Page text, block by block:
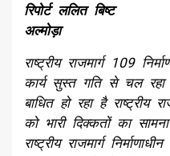
रिपोर्ट ललित बिष्ट
अल्मोड़ा
राष्ट्रीय राजमार्ग 109
कार्य सुस्त गति से चल
बाधित हो रहा है राष्ट्रीय
को भारी दिक्कतों का
राष्ट्रीय राजमार्ग